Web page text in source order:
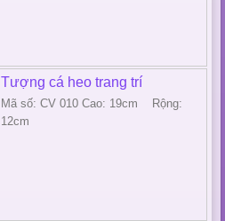
Tượng cá heo trang trí
Mã số: CV 010 Cao: 19cm Rộng:
12cm